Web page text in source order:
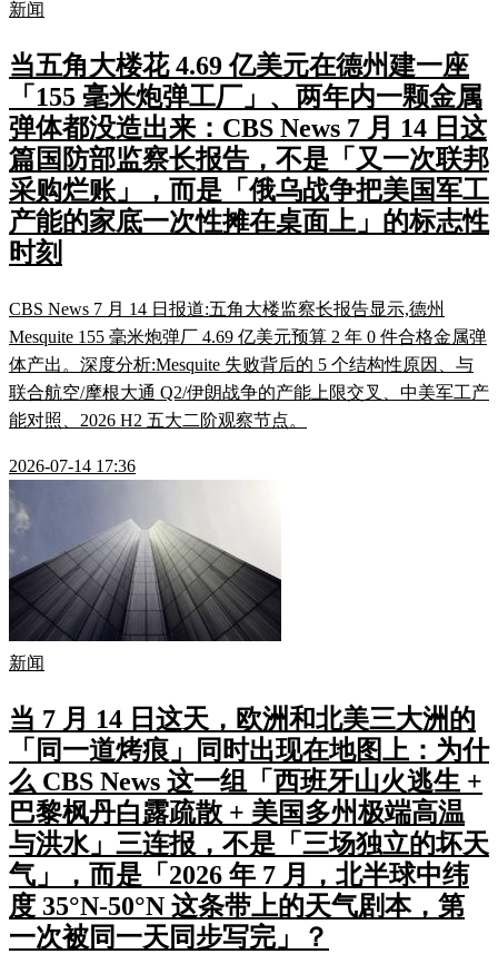
新闻
当五角大楼花 4.69 亿美元在德州建一座
「155 毫米炮弹工厂」、两年内一颗金属
弹体都没造出来：CBS News 7 月 14 日这
篇国防部监察长报告，不是「又一次联邦
采购烂账」，而是「俄乌战争把美国军工
产能的家底一次性摊在桌面上」的标志性
时刻
CBS News 7 月 14 日报道:五角大楼监察长报告显示,德州
Mesquite 155 毫米炮弹厂 4.69 亿美元预算 2 年 0 件合格金属弹
体产出。深度分析:Mesquite 失败背后的 5 个结构性原因、与
联合航空/摩根大通 Q2/伊朗战争的产能上限交叉、中美军工产
能对照、2026 H2 五大二阶观察节点。
2026-07-14 17:36
新闻
当 7 月 14 日这天，欧洲和北美三大洲的
「同一道烤痕」同时出现在地图上：为什
么 CBS News 这一组「西班牙山火逃生 +
巴黎枫丹白露疏散 + 美国多州极端高温
与洪水」三连报，不是「三场独立的坏天
气」，而是「2026 年 7 月，北半球中纬
度 35°N-50°N 这条带上的天气剧本，第
一次被同一天同步写完」？